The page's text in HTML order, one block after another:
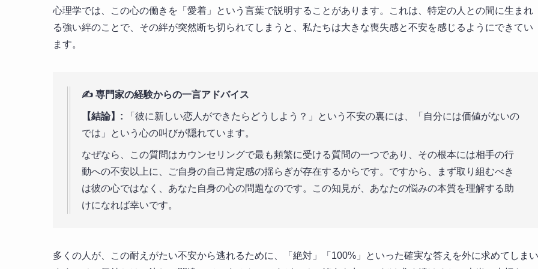
心理学では、この心の働きを「愛着」という言葉で説明することがあります。これは、特定の人との間に生まれ
る強い絆のことで、その絆が突然断ち切られてしまうと、私たちは大きな喪失感と不安を感じるようにできてい
ます。
✍️ 専門家の経験からの一言アドバイス
【結論】: 「彼に新しい恋人ができたらどうしよう？」という不安の裏には、「自分には価値がないの
では」という心の叫びが隠れています。
なぜなら、この質問はカウンセリングで最も頻繁に受ける質問の一つであり、その根本には相手の行
動への不安以上に、ご自身の自己肯定感の揺らぎが存在するからです。ですから、まず取り組むべき
は彼の心ではなく、あなた自身の心の問題なのです。この知見が、あなたの悩みの本質を理解する助
けになれば幸いです。
多くの人が、この耐えがたい不安から逃れるために、「絶対」「100%」といった確実な答えを外に求めてしまい